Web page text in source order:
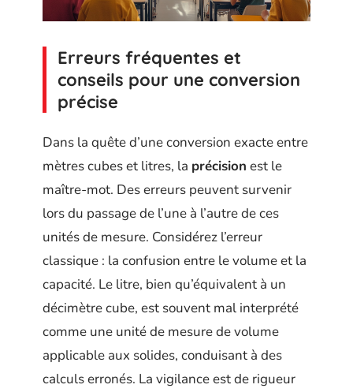
Erreurs fréquentes et
conseils pour une conversion
précise
Dans la quête d’une conversion exacte entre
mètres cubes et litres, la précision est le
maître-mot. Des erreurs peuvent survenir
lors du passage de l’une à l’autre de ces
unités de mesure. Considérez l’erreur
classique : la confusion entre le volume et la
capacité. Le litre, bien qu’équivalent à un
décimètre cube, est souvent mal interprété
comme une unité de mesure de volume
applicable aux solides, conduisant à des
calculs erronés. La vigilance est de rigueur